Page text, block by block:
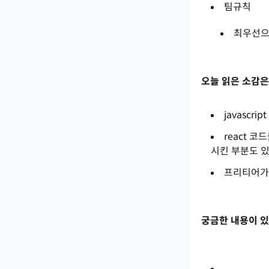
팀규칙
최우선
오늘 읽은 소감
javascript
react 코드
시킨 부분도
프리티어
궁금한 내용이